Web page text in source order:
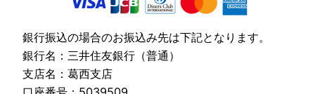
銀行振込の場合のお振込み先は下記となります。
銀行名：三井住友銀行（普通）
支店名：葛西支店